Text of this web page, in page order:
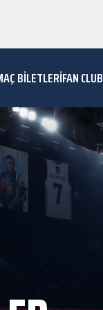
BİLETLERİFAN CLUB